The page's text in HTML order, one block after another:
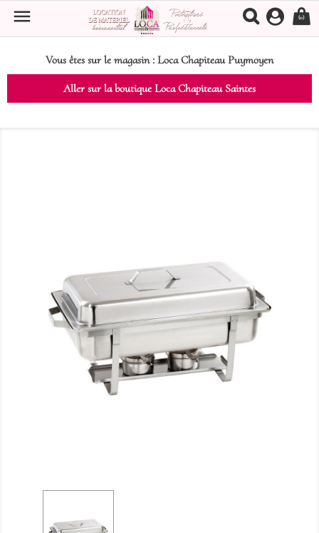
Vous êtes sur le magasin : Loca Chapiteau Puymoyen
Aller sur la boutique Loca Chapiteau Saintes
 (0)